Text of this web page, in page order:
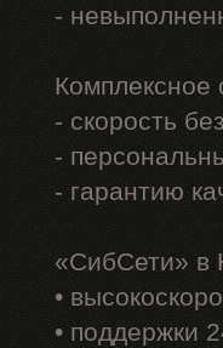
-
Комплексное
- скорость
-
- гарантию
«СибСети» в
•
• поддержки